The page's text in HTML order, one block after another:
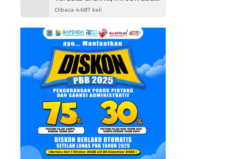
Unpam
Dibaca 4.687 kali